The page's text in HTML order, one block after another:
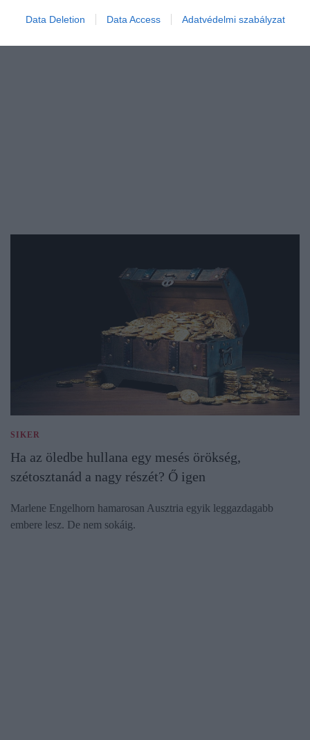
Data Deletion Data Access Adatvédelmi szabályzat
Alapítványnak adja át.
SIKER
Ha az öledbe hullana egy mesés örökség,
szétosztanád a nagy részét? Ő igen
Marlene Engelhorn hamarosan Ausztria egyik leggazdagabb
embere lesz. De nem sokáig.